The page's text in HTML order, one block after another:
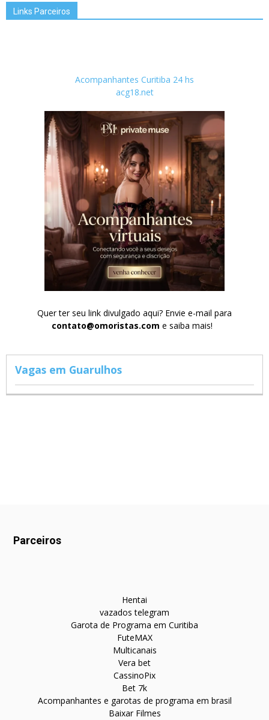
Links Parceiros
Acompanhantes Curitiba 24 hs
acg18.net
Quer ter seu link divulgado aqui? Envie e-mail para
contato@omoristas.com e saiba mais!
Vagas em Guarulhos
Parceiros
Hentai
vazados telegram
Garota de Programa em Curitiba
FuteMAX
Multicanais
Vera bet
CassinoPix
Bet 7k
Acompanhantes e garotas de programa em brasil
Baixar Filmes